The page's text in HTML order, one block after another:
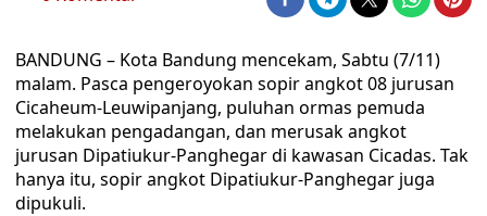
BANDUNG – Kota Bandung mencekam, Sabtu (7/11)
malam. Pasca pengeroyokan sopir angkot 08 jurusan
Cicaheum-Leuwipanjang, puluhan ormas pemuda
melakukan pengadangan, dan merusak angkot
jurusan Dipatiukur-Panghegar di kawasan Cicadas. Tak
hanya itu, sopir angkot Dipatiukur-Panghegar juga
dipukuli.